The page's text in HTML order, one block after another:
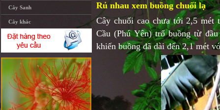
Cây Sanh
Cây khác
Rủ nhau xem buồng chuối lạ
Cây chuối cao chưa tới 2,5 mét
Cầu (Phú Yên) trổ buồng từ
khiến buồng đã dài đến 2,1 mét